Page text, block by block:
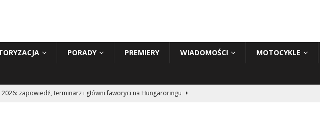
PORADY PREMIERY WIADOMOŚCI MOTOCYKLE
2026: zapowiedź, terminarz i główni faworyci na Hungaroringu